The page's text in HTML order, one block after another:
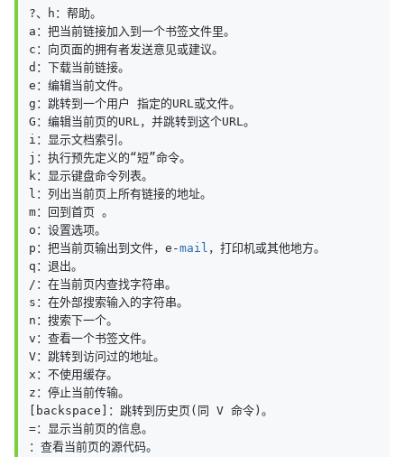
?、h：帮助。
a：把当前链接加入到一个书签文件里。
c：向页面的拥有者发送意见或建议。
d：下载当前链接。
e：编辑当前文件。
g：跳转到一个用户 指定的URL或文件。
G：编辑当前页的URL，并跳转到这个URL。
i：显示文档索引。
j：执行预先定义的“短”命令。
k：显示键盘命令列表。
l：列出当前页上所有链接的地址。
m：回到首页 。
o：设置选项。
p：把当前页输出到文件，e-mail ，打印机或其他地方。
q：退出。
/：在当前页内查找字符串。
s：在外部搜索输入的字符串。
n：搜索下一个。
v：查看一个书签文件。
V：跳转到访问过的地址。
x：不使用缓存。
z：停止当前传输。
[backspace]：跳转到历史页(同 V 命令)。
=：显示当前页的信息。
：查看当前页的源代码。